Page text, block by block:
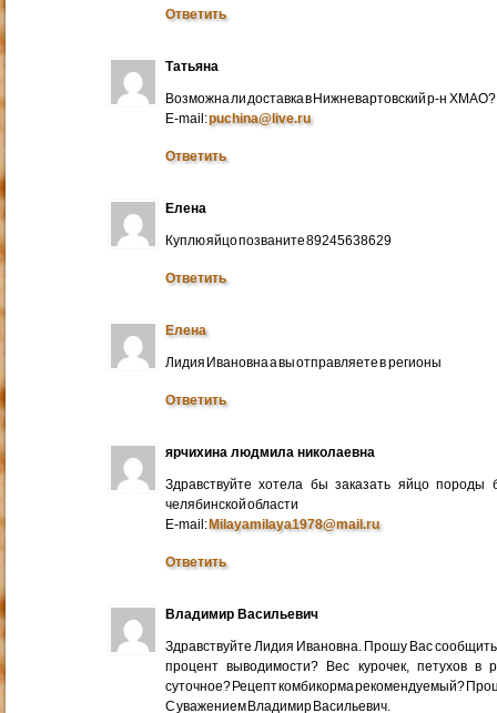
Ответить
Татьяна
Возможна ли доставка в Нижневартовский р-н ХМАО?
E-mail:puchina@live.ru
Ответить
Елена
Куплю яйцо позваните 89245638629
Ответить
Елена
Лидия Ивановна а вы отправляете в регионы
Ответить
ярчихина людмила николаевна
Здравствуйте хотела бы заказать яйцо
челябинской области
E-mail:Milayamilaya1978@mail.ru
Ответить
Владимир Васильевич
Здравствуйте Лидия Ивановна. Прошу Вас
процент выводимости? Вес курочек, петухов в
суточное? Рецепт комбикорма рекомендуемый?
С уважением Владимир Васильевич.